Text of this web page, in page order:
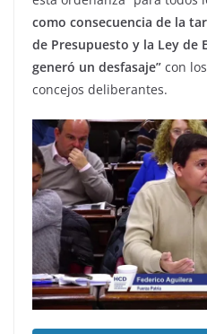
como consecuencia de la
de Presupuesto y la Ley de
generó un desfasaje” con
concejos deliberantes.